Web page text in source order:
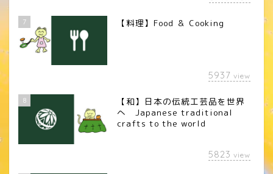
7 【料理】Food ＆ Cooking
5937 view
8
【和】日本の伝統工芸品を世界
へ Japanese traditional
crafts to the world
5823 view